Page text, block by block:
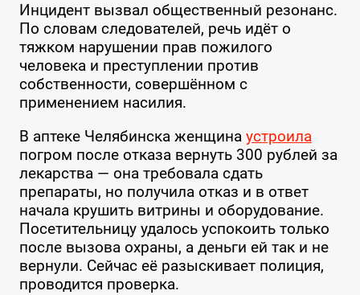
Инцидент вызвал общественный резонанс.
По словам следователей, речь идёт о
тяжком нарушении прав пожилого
человека и преступлении против
собственности, совершённом с
применением насилия.
В аптеке Челябинска женщина устроила
погром после отказа вернуть 300 рублей за
лекарства — она требовала сдать
препараты, но получила отказ и в ответ
начала крушить витрины и оборудование.
Посетительницу удалось успокоить только
после вызова охраны, а деньги ей так и не
вернули. Сейчас её разыскивает полиция,
проводится проверка.